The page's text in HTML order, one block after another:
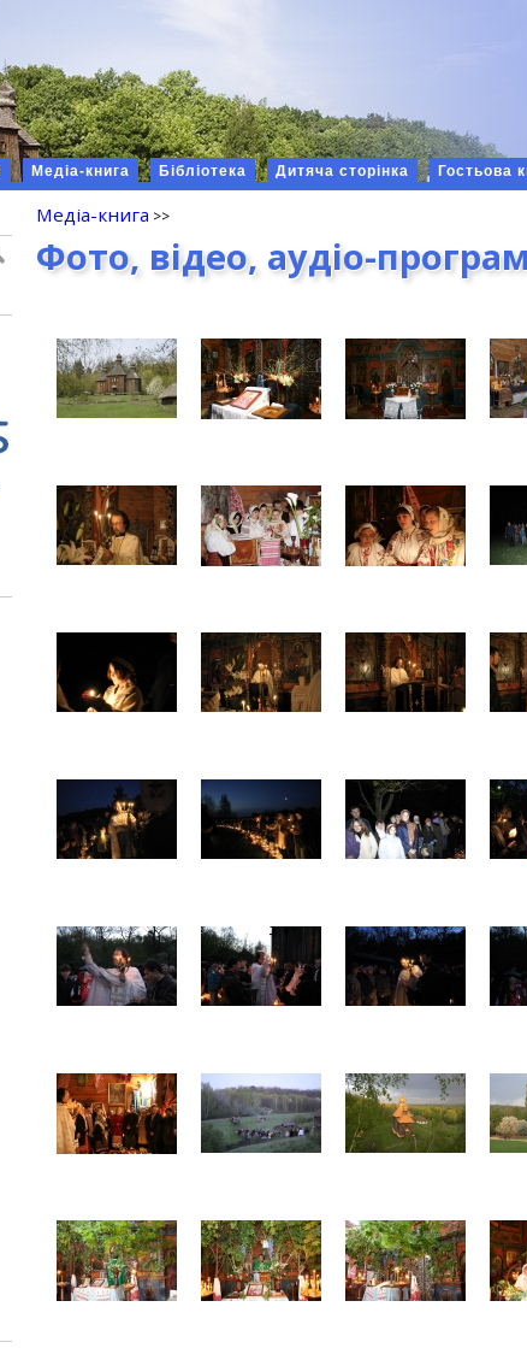
Медіа-книга Бібліотека Дитяча сторінка Гостьова
Медіа-книга
Фото, відео, аудіо-